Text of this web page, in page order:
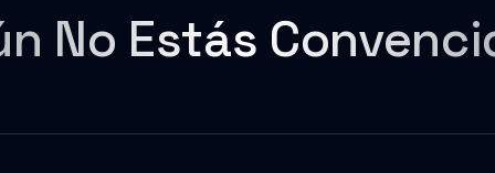
No Estás